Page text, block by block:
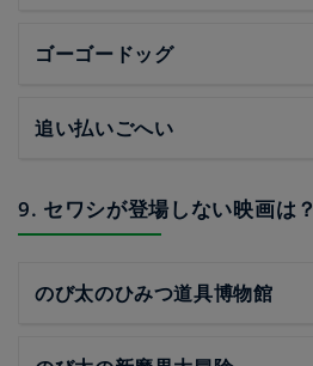
ゴーゴードッグ
追い払いごへい
9. セワシが登場しない映画は？
のび太のひみつ道具博物館